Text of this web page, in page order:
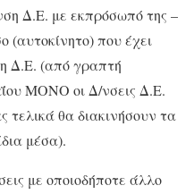
με εκπρόσωπό της –
(αυτοκίνητο) που έχει
Δ.Ε. (από γραπτή
ΜΟΝΟ οι Δ/νσεις Δ.Ε.
θα διακινήσουν τα
μέσα).
με οποιοδήποτε άλλο